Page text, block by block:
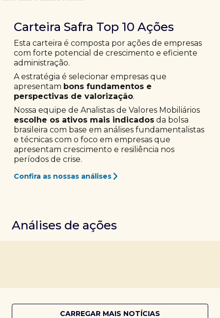
Carteira Safra Top 10 Ações
Esta carteira é composta por ações de empresas
com forte potencial de crescimento e eficiente
administração.
A estratégia é selecionar empresas que
apresentam bons fundamentos e
perspectivas de valorização.
Nossa equipe de Analistas de Valores Mobiliários
escolhe os ativos mais indicados da bolsa
brasileira com base em análises fundamentalistas
e técnicas com o foco em empresas que
apresentam crescimento e resiliência nos
períodos de crise.
Confira as nossas análises
Análises de ações
CARREGAR MAIS NOTÍCIAS